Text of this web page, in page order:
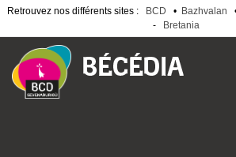
Retrouvez nos différents sites : BCD • Bazhvalan
-
Bretania
au
contenu
principal